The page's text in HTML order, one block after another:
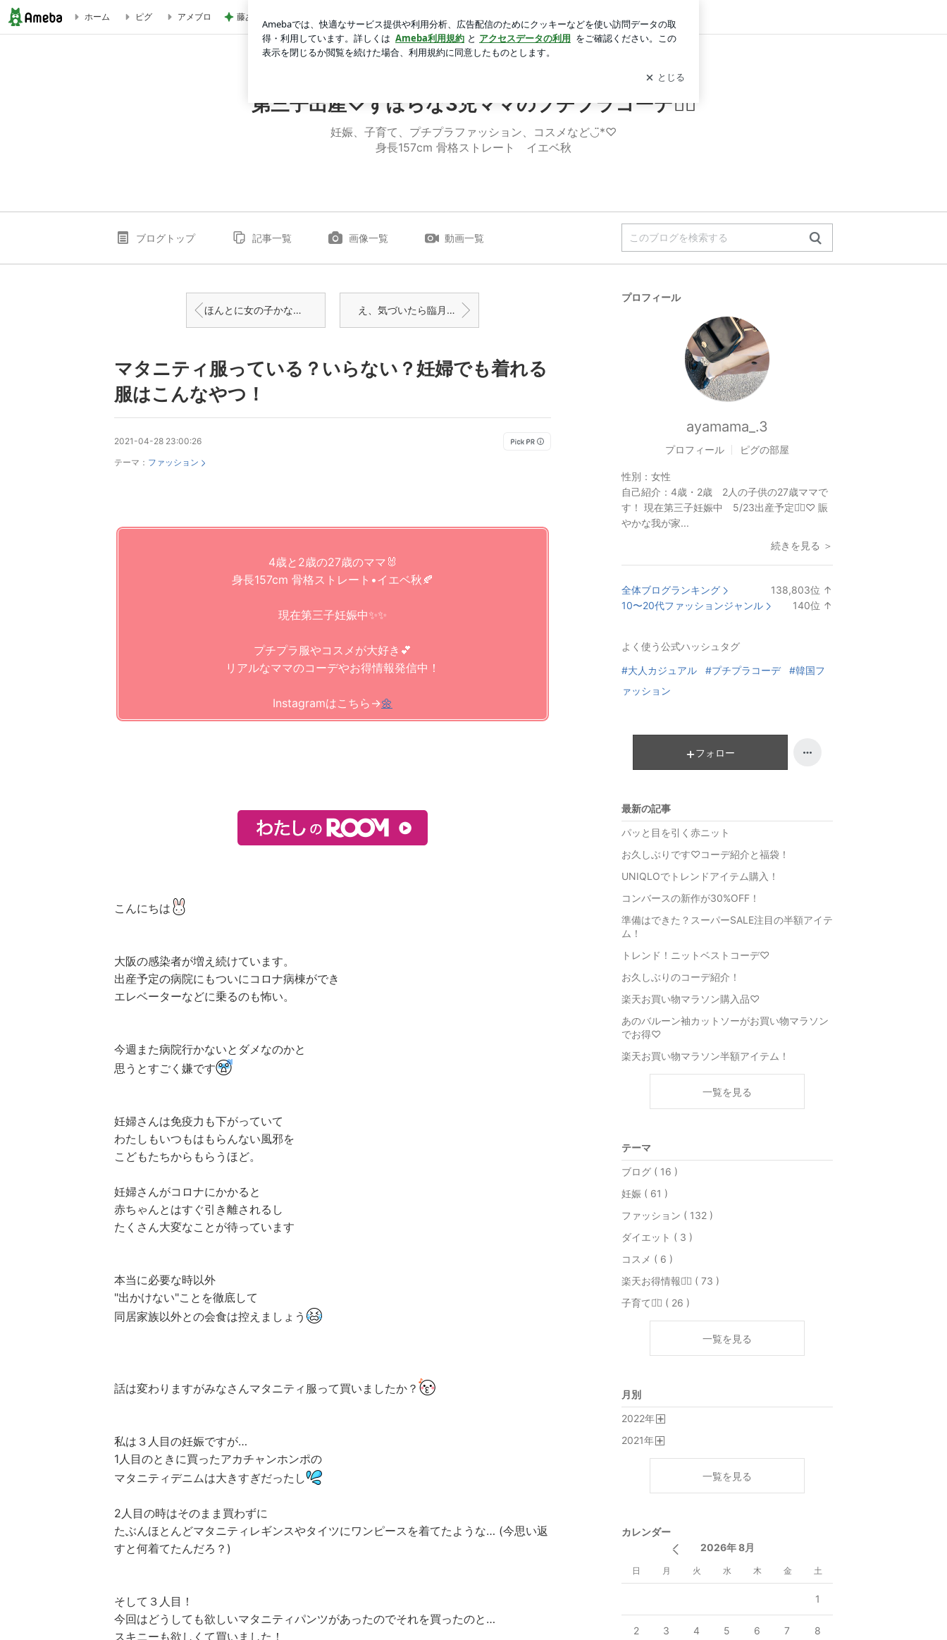
マタニティ服っている？いらない？妊婦でも着れる服はこんなやつ！ | 第三子出産♡ずぼらな3児ママのプチプラコーデ◡̈⃝
ホーム ピグ アメブロ 藤あや子 手作りお好み焼きを実食 ログイン
第三子出産♡ずぼらな3児ママのプチプラコーデ◡̈⃝
妊娠、子育て、プチプラファッション、コスメなど◡̈*♡
身長157cm 骨格ストレート イエベ秋
ブログトップ 記事一覧 画像一覧 動画一覧
ほんとに女の子かな〜？お腹の出方ジンクス え、気づいたら臨月入ってました…
マタニティ服っている？いらない？妊婦でも着れる
服はこんなやつ！
2021-04-28 23:00:26
テーマ： ファッション
4歳と2歳の27歳のママ🐰
身長157cm 骨格ストレート•イエベ秋🍂
現在第三子妊娠中✨✨
プチプラ服やコスメが大好き💕
リアルなママのコーデやお得情報発信中！
Instagramはこちら→🌼
こんにちは
大阪の感染者が増え続けています。
出産予定の病院にもついにコロナ病棟ができ
エレベーターなどに乗るのも怖い。
今週また病院行かないとダメなのかと
思うとすごく嫌です
妊婦さんは免疫力も下がっていて
わたしもいつもはもらんない風邪を
こどもたちからもらうほど。
妊婦さんがコロナにかかると
赤ちゃんとはすぐ引き離されるし
たくさん大変なことが待っています
本当に必要な時以外
"出かけない"ことを徹底して
同居家族以外との会食は控えましょう
話は変わりますがみなさんマタニティ服って買いましたか？
私は３人目の妊娠ですが…
1人目のときに買ったアカチャンホンポの
マタニティデニムは大きすぎだったし
2人目の時はそのまま買わずに
たぶんほとんどマタニティレギンスやタイツにワンピースを着てたような… (今思い返
すと何着てたんだろ？)
そして３人目！
今回はどうしても欲しいマタニティパンツがあったのでそれを買ったのと…
スキニーも欲しくて買いました！
プロフィール
ayamama_.3
プロフィール ピグの部屋
性別： 女性
自己紹介： 4歳・2歳 2人の子供の27歳ママで
す！ 現在第三子妊娠中 5/23出産予定◡̈⃝♡ 賑
やかな我が家...
続きを見る ＞
全体ブログランキング 138,803位 ↑
10〜20代ファッションジャンル 140位 ↑
よく使う公式ハッシュタグ
#大人カジュアル #プチプラコーデ
#韓国フ
ァッション
フォロー
最新の記事
パッと目を引く赤ニット
お久しぶりです♡コーデ紹介と福袋！
UNIQLOでトレンドアイテム購入！
コンバースの新作が30%OFF！
準備はできた？スーパーSALE注目の半額アイテ
ム！
トレンド！ニットベストコーデ♡
お久しぶりのコーデ紹介！
楽天お買い物マラソン購入品♡
あのバルーン袖カットソーがお買い物マラソン
でお得♡
楽天お買い物マラソン半額アイテム！
一覧を見る
テーマ
ブログ ( 16 )
妊娠 ( 61 )
ファッション ( 132 )
ダイエット ( 3 )
コスメ ( 6 )
楽天お得情報◡̈⃝ ( 73 )
子育て◡̈⃝ ( 26 )
一覧を見る
月別
2022年
2021年
一覧を見る
カレンダー
2026年 8月
日 月 火 水 木 金 土
1
2 3 4 5 6 7 8